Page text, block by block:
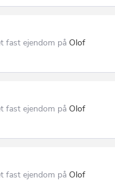
fast ejendom på Olof
fast ejendom på Olof
fast ejendom på Olof